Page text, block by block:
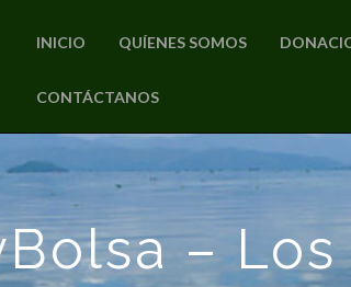
INICIO QUÍENES SOMOS
CONTÁCTANOS
–